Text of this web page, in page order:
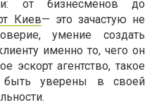
от бизнесменов до
Киев— это зачастую не
умение создать
именно то, чего он
эскорт агентство, такое
уверены в своей